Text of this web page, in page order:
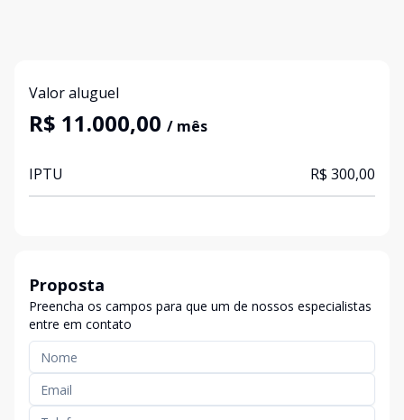
Valor aluguel
R$ 11.000,00 / mês
IPTU R$ 300,00
Proposta
Preencha os campos para que um de nossos especialistas
entre em contato